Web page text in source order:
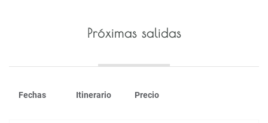
Próximas salidas
Fechas Itinerario Precio